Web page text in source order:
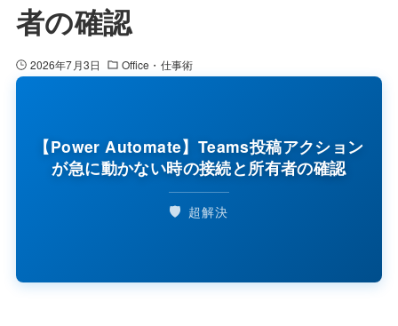
者の確認
2026年7月3日 Office・仕事術
【Power Automate】Teams投稿アクション
が急に動かない時の接続と所有者の確認
🛡️ 超解決